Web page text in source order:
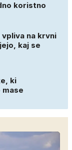
koristno
na krvni
kaj se
ki